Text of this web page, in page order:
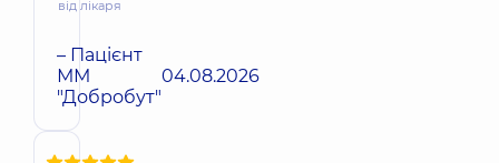
від лікаря
– Пацієнт
ММ
"Добробут"
04.08.2026